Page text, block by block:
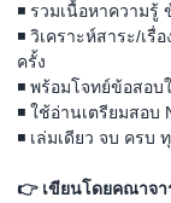
◾ รวมเนื้อหาความ
◾ วิเคราะห์สาระ/เ
ครั้ง
◾ พร้อมโจทย์ข้อสอ
◾ ใช้อ่านเตรียมสอ
◾ เล่มเดียว จบ ครบ
👉 เขียนโดยคณาจา